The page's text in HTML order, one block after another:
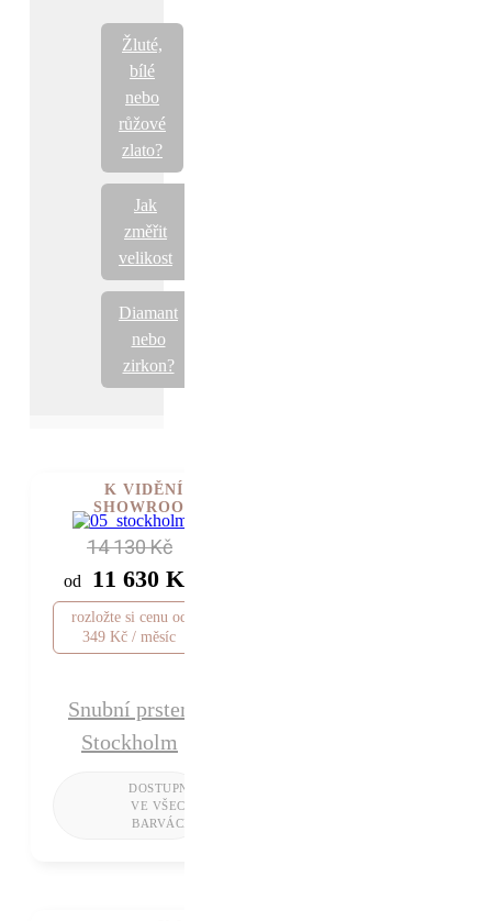
Žluté,
bílé
nebo
růžové
zlato?
Jak
změřit
velikost
Diamant
nebo
zirkon?
14 130 Kč
od 11 630 Kč
rozložte si cenu od
349 Kč / měsíc
Snubní prsten
Stockholm
K VIDĚNÍ V
SHOWROOMU